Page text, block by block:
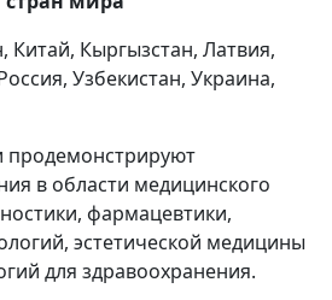
Китай, Кыргызстан, Латвия,
Узбекистан, Украина,
продемонстрируют
в области медицинского
фармацевтики,
эстетической медицины
для здравоохранения.